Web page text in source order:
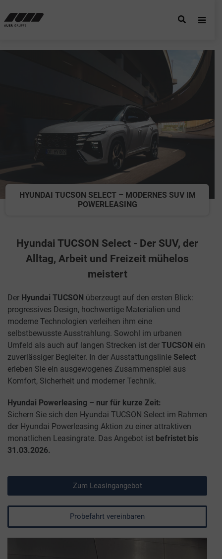
HYUNDAI TUCSON SELECT – MODERNES SUV IM
POWERLEASING
Hyundai TUCSON Select - Der SUV, der
Alltag, Arbeit und Freizeit mühelos
meistert
Der Hyundai TUCSON überzeugt auf den ersten Blick:
progressives Design, hochwertige Materialien und
moderne Technologien verleihen ihm eine
selbstbewusste Ausstrahlung. Sowohl im urbanen
Umfeld als auch auf langen Strecken ist der TUCSON ein
zuverlässiger Begleiter. In der Ausstattungslinie Select
erleben Sie ein ausgewogenes Zusammenspiel aus
Komfort, Sicherheit und moderner Technik.
Hyundai Powerleasing – nur für kurze Zeit:
Sichern Sie sich den Hyundai TUCSON Select im Rahmen
der Hyundai Powerleasing Aktion zu einer attraktiven
monatlichen Leasingrate. Das Angebot ist befristet bis
31.03.2026.
Zum Leasingangebot
Probefahrt vereinbaren